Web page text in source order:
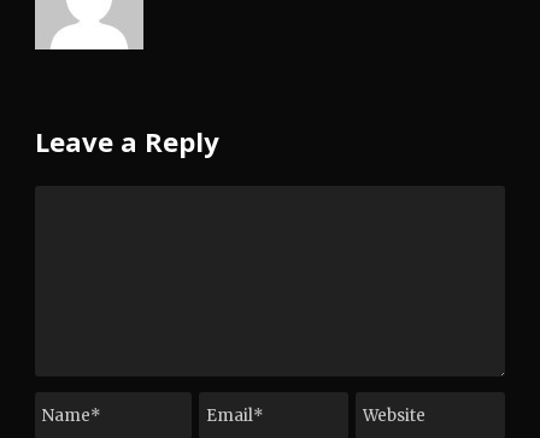
Leave a Reply